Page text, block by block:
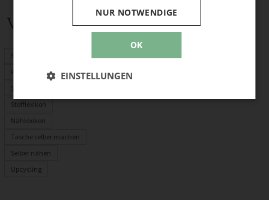
Verwandte Themen
Schnittmuster
PDF-Schnittmuster
Stoffrechner
Stofflexikon
Nählexikon
Tasche selber machen
Selber nähen
Upcycling
OK
NUR NOTWENDIGE
EINSTELLUNGEN